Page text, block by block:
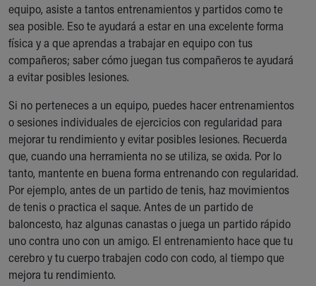
equipo, asiste a tantos entrenamientos y partidos como te
sea posible. Eso te ayudará a estar en una excelente forma
física y a que aprendas a trabajar en equipo con tus
compañeros; saber cómo juegan tus compañeros te ayudará
a evitar posibles lesiones.
Si no perteneces a un equipo, puedes hacer entrenamientos
o sesiones individuales de ejercicios con regularidad para
mejorar tu rendimiento y evitar posibles lesiones. Recuerda
que, cuando una herramienta no se utiliza, se oxida. Por lo
tanto, mantente en buena forma entrenando con regularidad.
Por ejemplo, antes de un partido de tenis, haz movimientos
de tenis o practica el saque. Antes de un partido de
baloncesto, haz algunas canastas o juega un partido rápido
uno contra uno con un amigo. El entrenamiento hace que tu
cerebro y tu cuerpo trabajen codo con codo, al tiempo que
mejora tu rendimiento.